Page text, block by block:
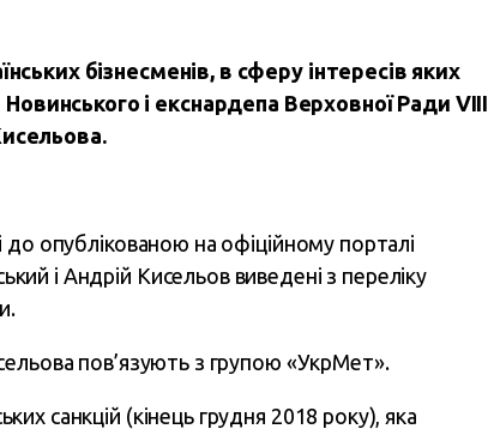
бізнесменів, в сферу інтересів яких
і екснардепа Верховної Ради VIII
опублікованою на офіційному порталі
і Андрій Кисельов виведені з переліку
пов’язують з групою «УкрМет».
санкцій (кінець грудня 2018 року), яка